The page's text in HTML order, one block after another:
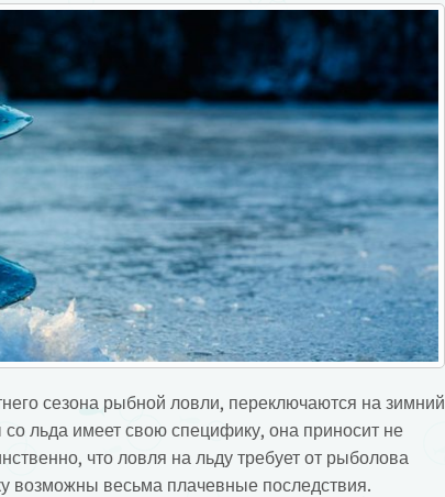
сезона рыбной ловли, переключаются на зимний
льда имеет свою специфику, она приносит не
что ловля на льду требует от рыболова
возможны весьма плачевные последствия.